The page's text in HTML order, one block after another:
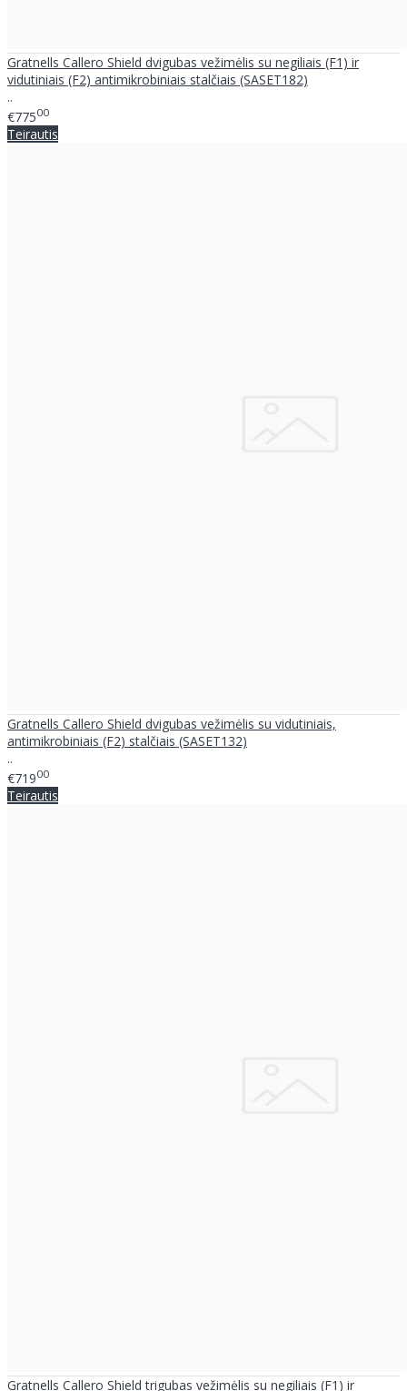
Gratnells Callero Shield dvigubas vežimėlis su negiliais (F1) ir
vidutiniais (F2) antimikrobiniais stalčiais (SASET182)
..
€77500
Teirautis
Gratnells Callero Shield dvigubas vežimėlis su vidutiniais,
antimikrobiniais (F2) stalčiais (SASET132)
..
€71900
Teirautis
Gratnells Callero Shield trigubas vežimėlis su negiliais (F1) ir